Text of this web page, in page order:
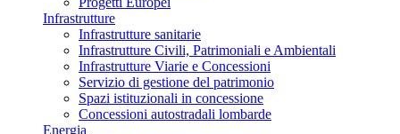
Infrastrutture
Infrastrutture sanitarie
Infrastrutture Civili, Patrimoniali e Ambientali
Infrastrutture Viarie e Concessioni
Servizio di gestione del patrimonio
Spazi istituzionali in concessione
Concessioni autostradali lombarde
Energia